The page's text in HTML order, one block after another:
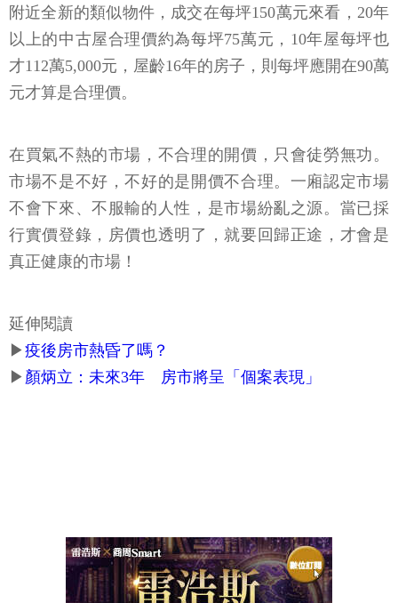
附近全新的類似物件，成交在每坪150萬元來看，20年
以上的中古屋合理價約為每坪75萬元，10年屋每坪也
才112萬5,000元，屋齡16年的房子，則每坪應開在90萬
元才算是合理價。
在買氣不熱的市場，不合理的開價，只會徒勞無功。
市場不是不好，不好的是開價不合理。一廂認定市場
不會下來、不服輸的人性，是市場紛亂之源。當已採
行實價登錄，房價也透明了，就要回歸正途，才會是
真正健康的市場！
延伸閱讀
▶疫後房市熱昏了嗎？
▶ 顏炳立：未來3年 房市將呈「個案表現」